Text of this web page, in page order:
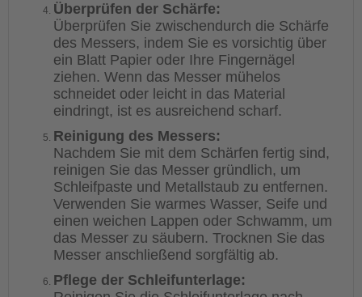
Überprüfen der Schärfe:
Überprüfen Sie zwischendurch die Schärfe
des Messers, indem Sie es vorsichtig über
ein Blatt Papier oder Ihre Fingernägel
ziehen. Wenn das Messer mühelos
schneidet oder leicht in das Material
eindringt, ist es ausreichend scharf.
Reinigung des Messers:
Nachdem Sie mit dem Schärfen fertig sind,
reinigen Sie das Messer gründlich, um
Schleifpaste und Metallstaub zu entfernen.
Verwenden Sie warmes Wasser, Seife und
einen weichen Lappen oder Schwamm, um
das Messer zu säubern. Trocknen Sie das
Messer anschließend sorgfältig ab.
Pflege der Schleifunterlage: